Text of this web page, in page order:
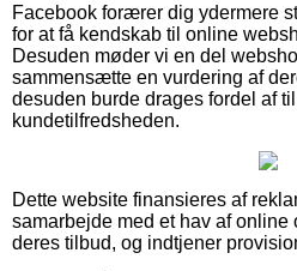
Facebook forærer dig ydermere
for at få kendskab til online
Desuden møder vi en del
sammensætte en vurdering af
desuden burde drages fordel af
kundetilfredsheden.
Dette website finansieres af
samarbejde med et hav af online
deres tilbud, og indtjener